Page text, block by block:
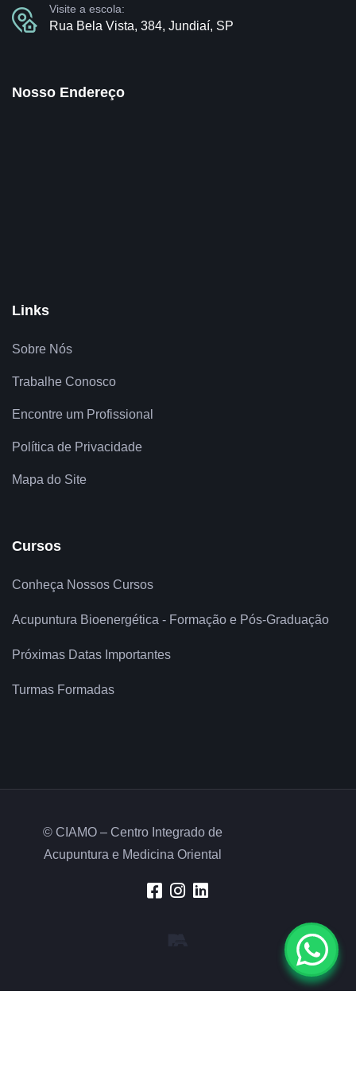
Visite a escola:
Rua Bela Vista, 384, Jundiaí, SP
Nosso Endereço
Links
Sobre Nós
Trabalhe Conosco
Encontre um Profissional
Política de Privacidade
Mapa do Site
Cursos
Conheça Nossos Cursos
Acupuntura Bioenergética - Formação e Pós-Graduação
Próximas Datas Importantes
Turmas Formadas
© CIAMO – Centro Integrado de
Acupuntura e Medicina Oriental